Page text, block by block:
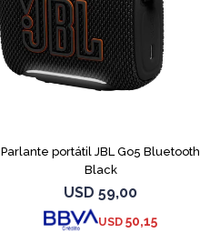
Parlante portátil JBL Go5 Bluetooth
Black
USD 59,00
USD 50,15